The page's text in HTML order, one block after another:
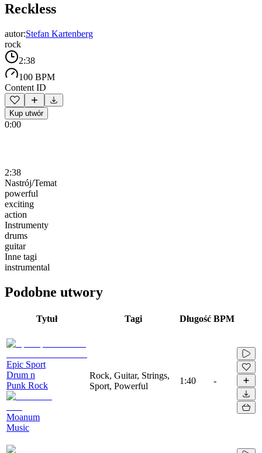
Reckless
autor:Stefan Kartenberg
rock
2:38
100 BPM
Content ID
Kup utwór
0:00
2:38
Nastrój/Temat
powerful
exciting
action
Instrumenty
drums
guitar
Inne tagi
instrumental
Podobne utwory
Tytuł Tagi Długość BPM
Epic Sport
Drum n
Punk Rock
Moanum
Music
Rock, Guitar, Strings,
Sport, Powerful
1:40 -